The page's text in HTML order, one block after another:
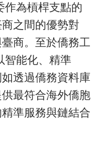
作為槓桿支點的
之間的優勢對
商。至於僑務工
智能化、精準
透過僑務資料庫
最符合海外僑胞
準服務與鏈結合